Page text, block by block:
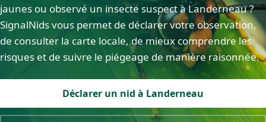
jaunes ou observé un insecte suspect à Landerneau ?
SignalNids vous permet de déclarer votre observation,
de consulter la carte locale, de mieux comprendre les
risques et de suivre le piégeage de manière raisonnée.
Déclarer un nid à Landerneau